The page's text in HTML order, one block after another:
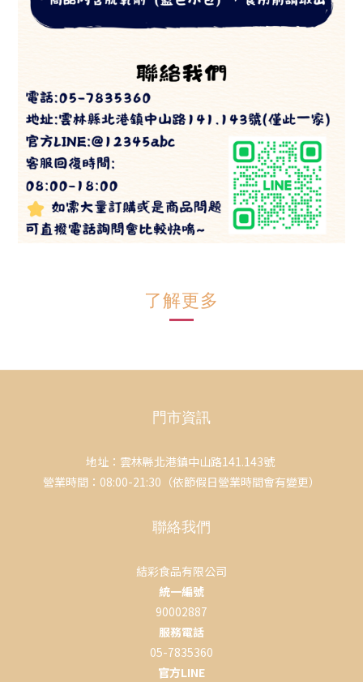
了解更多
門市資訊
地址：雲林縣北港鎮中山路141.143號
營業時間：08:00-21:30（依節假日營業時間會有變更）
聯絡我們
結彩食品有限公司
統一編號
90002887
服務電話
05-7835360
官方LINE